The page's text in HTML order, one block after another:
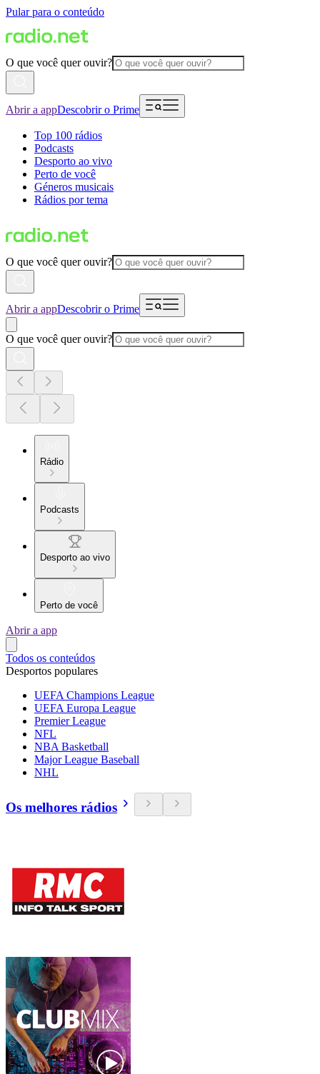
Pular para o conteúdo
O que você quer ouvir?
Abrir a appDescobrir o Prime
Top 100 rádios
Podcasts
Desporto ao vivo
Perto de você
Géneros musicais
Rádios por tema
O que você quer ouvir?
Abrir a appDescobrir o Prime
O que você quer ouvir?
Rádio
Podcasts
Desporto ao vivo
Perto de você
Abrir a app
Todos os conteúdos
Desportos populares
UEFA Champions League
UEFA Europa League
Premier League
NFL
NBA Basketball
Major League Baseball
NHL
Os melhores rádios